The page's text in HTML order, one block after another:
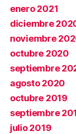
enero 2021
diciembre
noviembre
octubre 2020
septiembre
agosto 2020
octubre 2019
septiembre
julio 2019